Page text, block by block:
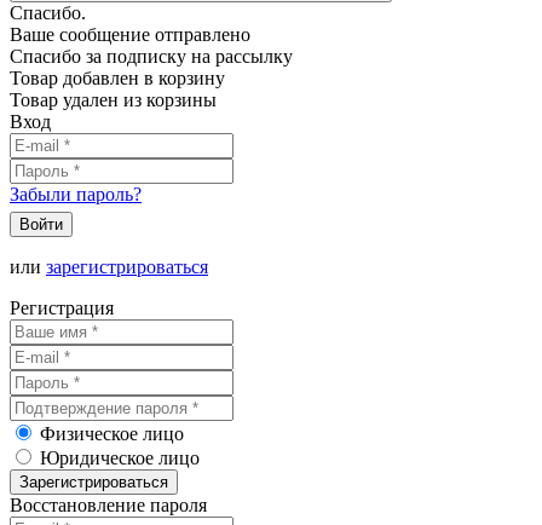
Спасибо.
Ваше сообщение отправлено
Спасибо за подписку на рассылку
Товар добавлен в корзину
Товар удален из корзины
Вход
Забыли пароль?
Войти
или зарегистрироваться
Регистрация
Физическое лицо
Юридическое лицо
Зарегистрироваться
Восстановление пароля